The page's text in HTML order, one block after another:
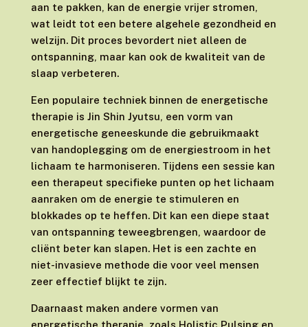
aan te pakken, kan de energie vrijer stromen,
wat leidt tot een betere algehele gezondheid en
welzijn. Dit proces bevordert niet alleen de
ontspanning, maar kan ook de kwaliteit van de
slaap verbeteren.
Een populaire techniek binnen de energetische
therapie is Jin Shin Jyutsu, een vorm van
energetische geneeskunde die gebruikmaakt
van handoplegging om de energiestroom in het
lichaam te harmoniseren. Tijdens een sessie kan
een therapeut specifieke punten op het lichaam
aanraken om de energie te stimuleren en
blokkades op te heffen. Dit kan een diepe staat
van ontspanning teweegbrengen, waardoor de
cliënt beter kan slapen. Het is een zachte en
niet-invasieve methode die voor veel mensen
zeer effectief blijkt te zijn.
Daarnaast maken andere vormen van
energetische therapie, zoals Holistic Pulsing en